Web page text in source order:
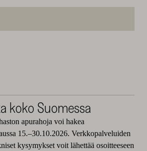
koko Suomessa
apurahoja voi hakea
15.–30.10.2026. Verkkopalveluiden
kysymykset voit lähettää osoitteeseen